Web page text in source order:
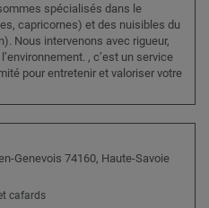
spécialisés dans le
capricornes) et des nuisibles du
Nous intervenons avec rigueur,
, c’est un service
pour entretenir et valoriser votre
Genevois 74160, Haute-Savoie
cafards